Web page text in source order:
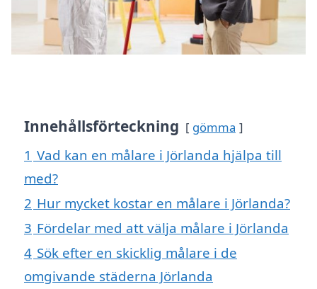
Innehållsförteckning gömma
1 Vad kan en målare i Jörlanda hjälpa till
med?
2 Hur mycket kostar en målare i Jörlanda?
3 Fördelar med att välja målare i Jörlanda
4 Sök efter en skicklig målare i de
omgivande städerna Jörlanda